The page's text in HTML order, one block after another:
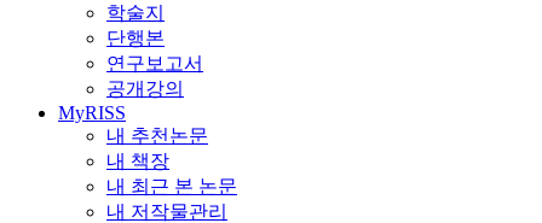
학술지
단행본
연구보고서
공개강의
MyRISS
내 추천논문
내 책장
내 최근 본 논문
내 저작물관리